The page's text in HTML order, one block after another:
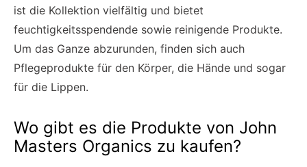
ist die Kollektion vielfältig und bietet
feuchtigkeitsspendende sowie reinigende Produkte.
Um das Ganze abzurunden, finden sich auch
Pflegeprodukte für den Körper, die Hände und sogar
für die Lippen.
Wo gibt es die Produkte von John
Masters Organics zu kaufen?